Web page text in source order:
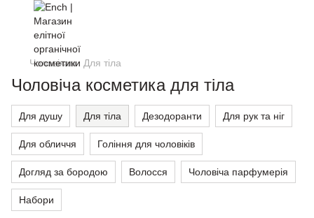
Чоловікам Для тіла
Чоловіча косметика для тіла
Для душу Для тіла Дезодоранти Для рук та ніг
Для обличчя Гоління для чоловіків
Догляд за бородою Волосся Чоловіча парфумерія
Набори